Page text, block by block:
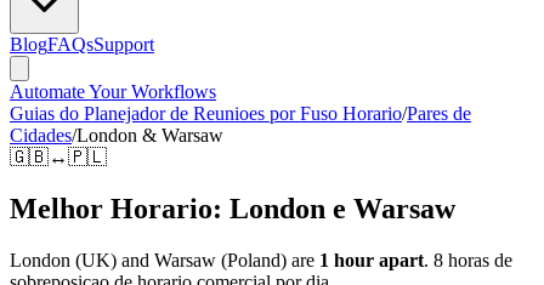
BlogFAQsSupport
Automate Your Workflows
Guias do Planejador de Reunioes por Fuso Horario/Pares de
Cidades/London & Warsaw
🇬🇧↔🇵🇱
Melhor Horario: London e Warsaw
London (UK) and Warsaw (Poland) are 1 hour apart. 8 horas de